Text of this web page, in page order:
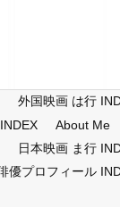
外国映画 は行
About Me
日本映画 ま行
優プロフィール